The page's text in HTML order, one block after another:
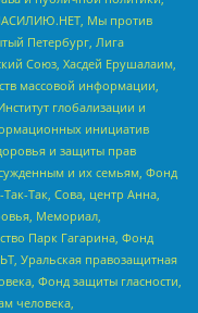
Мы против
Петербург, Лига
Союз, Хасдей Ерушалаим,
массовой информации,
глобализации и
инициатив
и защиты прав
и их семьям, Фонд
Так, Сова, центр Анна,
Мемориал,
Парк Гагарина, Фонд
Уральская правозащитная
Фонд защиты гласности,
человека,